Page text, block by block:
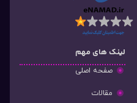
لینک های مهم
صفحه اصلی
مقالات